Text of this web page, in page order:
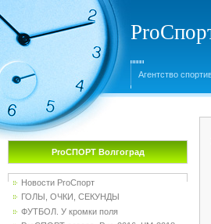
Агентство
ProСПОРТ Волгоград
Новости ProСпорт
ГОЛЫ, ОЧКИ, СЕКУНДЫ
ФУТБОЛ. У кромки поля